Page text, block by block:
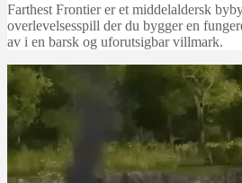
Farthest Frontier er et middelaldersk
overlevelsesspill der du bygger en
av i en barsk og uforutsigbar villmark.